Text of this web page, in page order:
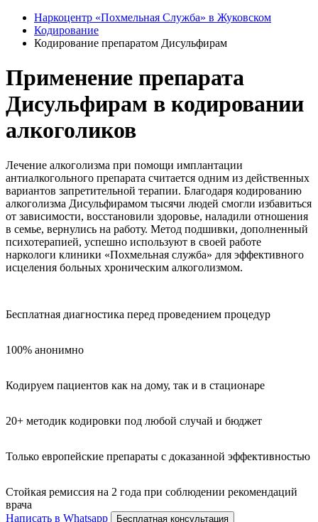
Наркоцентр «Похмельная Служба» в Жуковском
Кодирование
Кодирование препаратом Дисульфирам
Применение препарата
Дисульфирам в кодировании
алкоголиков
Лечение алкоголизма при помощи имплантации
антиалкогольного препарата считается одним из действенных
вариантов запретительной терапии. Благодаря кодированию
алкоголизма Дисульфирамом тысячи людей смогли избавиться
от зависимости, восстановили здоровье, наладили отношения
в семье, вернулись на работу. Метод подшивки, дополненный
психотерапией, успешно используют в своей работе
наркологи клиники «Похмельная служба» для эффективного
исцеления больных хроническим алкоголизмом.
Бесплатная диагностика перед проведением процедур
100% анонимно
Кодируем пациентов как на дому, так и в стационаре
20+ методик кодировки под любой случай и бюджет
Только европейские препараты с доказанной эффективностью
Стойкая ремиссия на 2 года при соблюдении рекомендаций
врача
Написать в Whatsapp
Бесплатная консультация